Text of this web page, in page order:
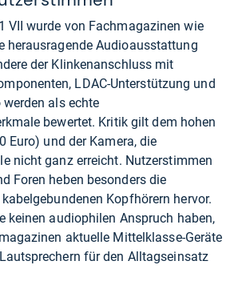
VII wurde von Fachmagazinen wie
herausragende Audioausstattung
der Klinkenanschluss mit
LDAC-Unterstützung und
als echte
bewertet. Kritik gilt dem hohen
Euro) und der Kamera, die
nicht ganz erreicht. Nutzerstimmen
Foren heben besonders die
Kopfhörern hervor.
keinen audiophilen Anspruch haben,
aktuelle Mittelklasse-Geräte
für den Alltagseinsatz